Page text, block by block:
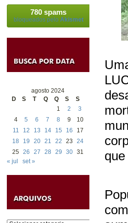
780 spams
bloqueados pelo Akismet
agosto 2024
D
S T Q Q S
S
1
2
3
4
5 6 7 8 9
10
11
12 13 14 15 16
17
18
19 20 21 22 23
24
25 26 27 28 29 30 31
« jul
set »